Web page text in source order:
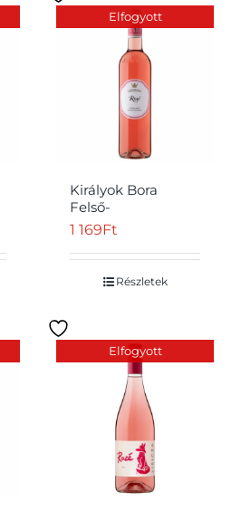
Elfogyott
Királyok Bora
Felső-
Magyarországi
gyöngyözőbor 12%
0,75 l
1 169Ft
Részletek
Elfogyott